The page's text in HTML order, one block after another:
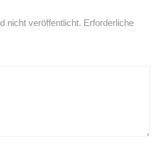
nicht veröffentlicht. Erforderliche